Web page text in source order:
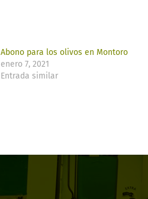
Abono para los olivos en Montoro
enero 7, 2021
Entrada similar